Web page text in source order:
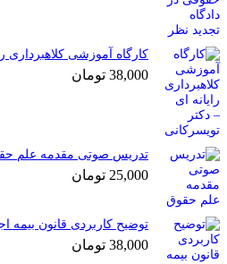
کارگاه آموزشی کلاهبرداری
38,000 تومان
تدریس صوتی مقدمه علم
25,000 تومان
توضیح کاربردی قانون بیمه
38,000 تومان